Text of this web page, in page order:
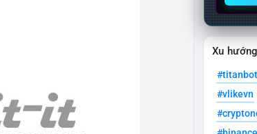
Xu
#titanbot
#vlikevn